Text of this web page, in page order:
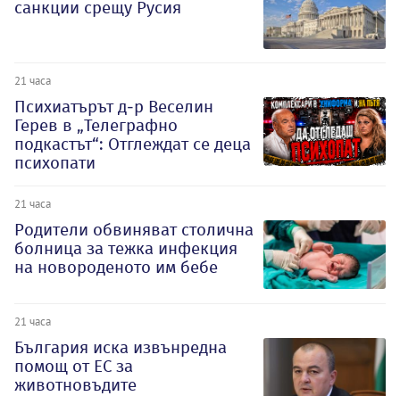
санкции срещу Русия
21 часа
Психиатърът д-р Веселин
Герев в „Телеграфно
подкастът“: Отглеждат се деца
психопати
21 часа
Родители обвиняват столична
болница за тежка инфекция
на новороденото им бебе
21 часа
България иска извънредна
помощ от ЕС за
животновъдите